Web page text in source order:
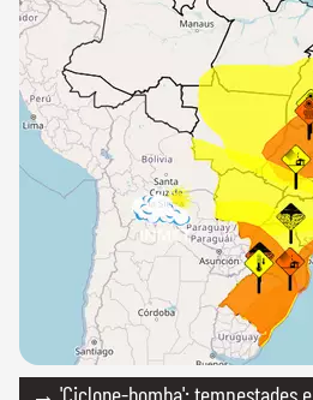
→ 'Ciclone-bomba': tempestades e